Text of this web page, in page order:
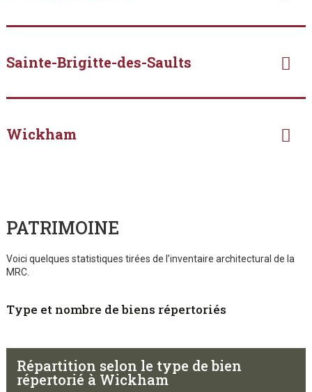
Sainte-Brigitte-des-Saults
Wickham
PATRIMOINE
Voici quelques statistiques tirées de l’inventaire architectural de la
MRC.
Type et nombre de biens répertoriés
Répartition selon le type de bien
répertorié à Wickham